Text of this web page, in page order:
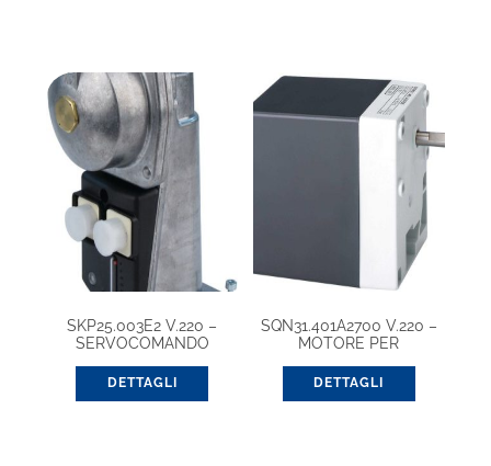
SKP25.003E2 V.220 –
SERVOCOMANDO
DETTAGLI
SQN31.401A2700 V.220 –
MOTORE PER
DETTAGLI